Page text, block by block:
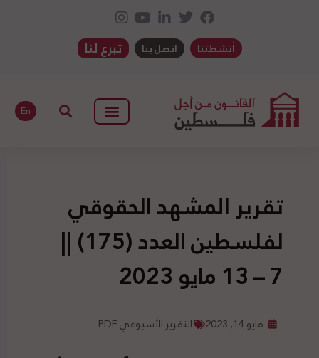
أنشطتنا اتصل بنا تبرع لنا
En
تقرير المشهد الحقوقي
لفلسطين العدد (175) ||
7 – 13 مايو 2023
مايو 14, 2023 التقرير الأسبوعي PDF